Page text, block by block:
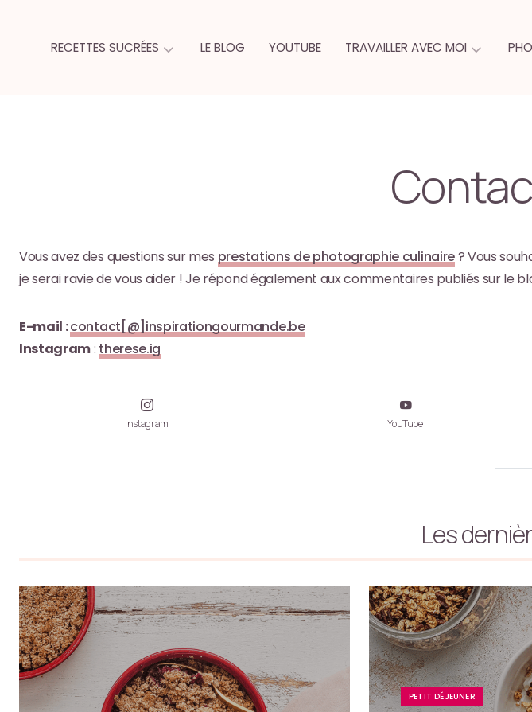
RECETTES SUCRÉES LE BLOG YOUTUBE TRAVAILLER AVEC MOI
Vous avez des questions sur mes prestations de photographie culinaire? Vous
je serai ravie de vous aider ! Je répond également aux commentaires publiés sur le
E-mail :contact[@]inspirationgourmande.be
Instagram: therese.ig
Instagram YouTube
Les
PETIT DÉJEUNER